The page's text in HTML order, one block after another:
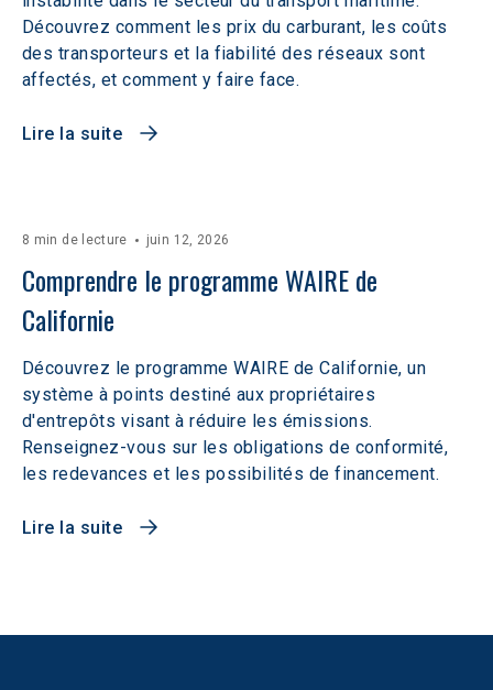
Découvrez comment les prix du carburant, les coûts
des transporteurs et la fiabilité des réseaux sont
affectés, et comment y faire face.
Lire la suite
8 min de lecture juin 12, 2026
Comprendre le programme WAIRE de
Californie
Découvrez le programme WAIRE de Californie, un
système à points destiné aux propriétaires
d'entrepôts visant à réduire les émissions.
Renseignez-vous sur les obligations de conformité,
les redevances et les possibilités de financement.
Lire la suite